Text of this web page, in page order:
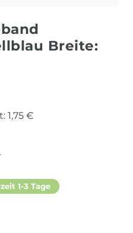
Breite:
1,75 €
1-3 Tage